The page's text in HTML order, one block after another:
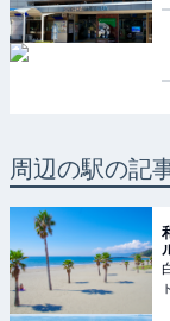
周辺の駅の記